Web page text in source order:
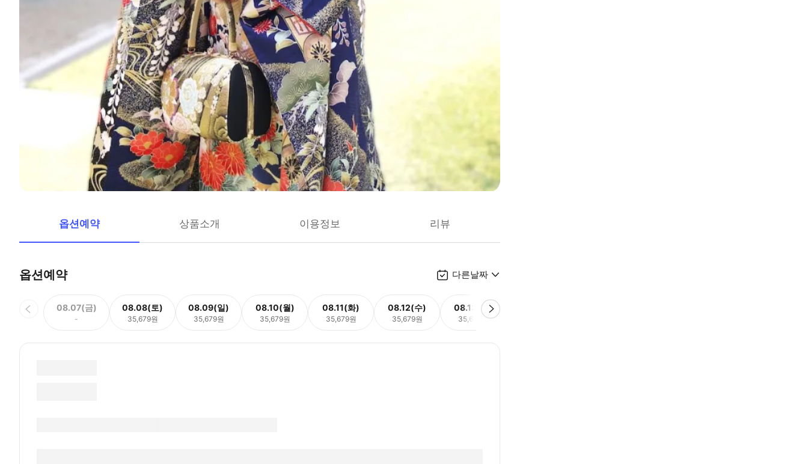
옵션예약 상품소개 이용정보 리뷰
옵션예약 다른날짜
08.07(금)
-
08.08(토)
35,679원
08.09(일)
35,679원
08.10(월)
35,679원
08.11(화)
35,679원
08.12(수)
35,679원
08.13(목)
35,679원